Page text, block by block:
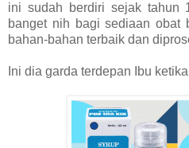
ini sudah berdiri sejak tahun
banget nih bagi sediaan obat
bahan-bahan terbaik dan
Ini dia garda terdepan Ibu